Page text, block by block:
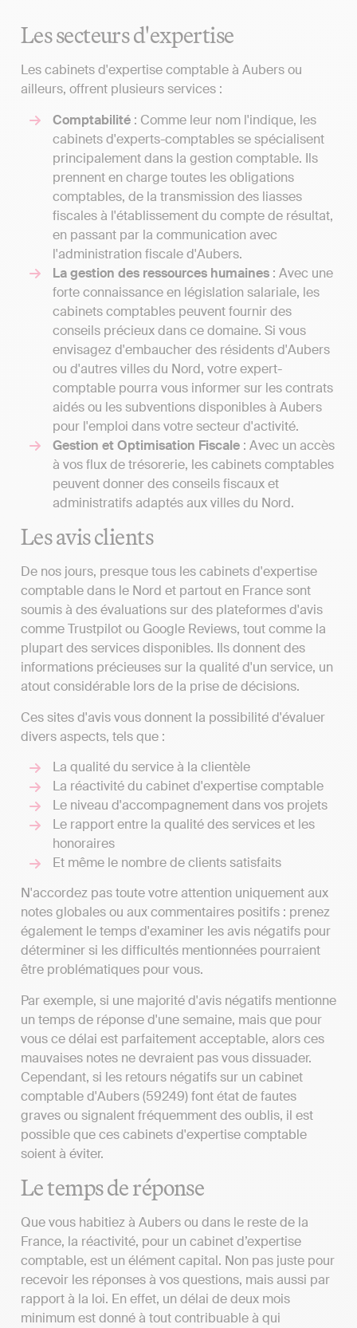
Les secteurs d'expertise
Les cabinets d'expertise comptable à Aubers ou
ailleurs, offrent plusieurs services :
Comptabilité : Comme leur nom l'indique, les
cabinets d'experts-comptables se spécialisent
principalement dans la gestion comptable. Ils
prennent en charge toutes les obligations
comptables, de la transmission des liasses
fiscales à l'établissement du compte de résultat,
en passant par la communication avec
l'administration fiscale d'Aubers.
La gestion des ressources humaines : Avec une
forte connaissance en législation salariale, les
cabinets comptables peuvent fournir des
conseils précieux dans ce domaine. Si vous
envisagez d'embaucher des résidents d'Aubers
ou d'autres villes du Nord, votre expert-
comptable pourra vous informer sur les contrats
aidés ou les subventions disponibles à Aubers
pour l'emploi dans votre secteur d'activité.
Gestion et Optimisation Fiscale : Avec un accès
à vos flux de trésorerie, les cabinets comptables
peuvent donner des conseils fiscaux et
administratifs adaptés aux villes du Nord.
Les avis clients
De nos jours, presque tous les cabinets d'expertise
comptable dans le Nord et partout en France sont
soumis à des évaluations sur des plateformes d'avis
comme Trustpilot ou Google Reviews, tout comme la
plupart des services disponibles. Ils donnent des
informations précieuses sur la qualité d'un service, un
atout considérable lors de la prise de décisions.
Ces sites d'avis vous donnent la possibilité d'évaluer
divers aspects, tels que :
La qualité du service à la clientèle
La réactivité du cabinet d'expertise comptable
Le niveau d'accompagnement dans vos projets
Le rapport entre la qualité des services et les
honoraires
Et même le nombre de clients satisfaits
N'accordez pas toute votre attention uniquement aux
notes globales ou aux commentaires positifs : prenez
également le temps d'examiner les avis négatifs pour
déterminer si les difficultés mentionnées pourraient
être problématiques pour vous.
Par exemple, si une majorité d'avis négatifs mentionne
un temps de réponse d'une semaine, mais que pour
vous ce délai est parfaitement acceptable, alors ces
mauvaises notes ne devraient pas vous dissuader.
Cependant, si les retours négatifs sur un cabinet
comptable d'Aubers (59249) font état de fautes
graves ou signalent fréquemment des oublis, il est
possible que ces cabinets d'expertise comptable
soient à éviter.
Le temps de réponse
Que vous habitiez à Aubers ou dans le reste de la
France, la réactivité, pour un cabinet d’expertise
comptable, est un élément capital. Non pas juste pour
recevoir les réponses à vos questions, mais aussi par
rapport à la loi. En effet, un délai de deux mois
minimum est donné à tout contribuable à qui